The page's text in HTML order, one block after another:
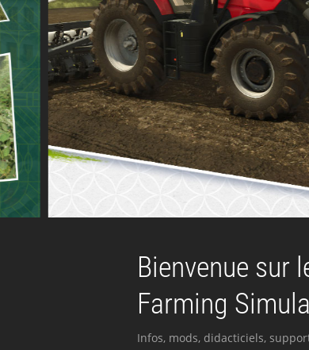
Bienvenue sur
Farming
Infos, mods, didacticiels,